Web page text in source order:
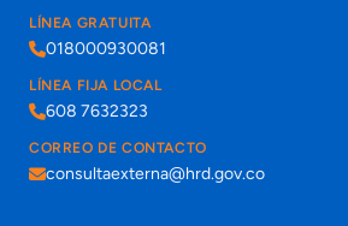
LÍNEA GRATUITA
018000930081
LÍNEA FIJA LOCAL
608 7632323
CORREO DE CONTACTO
consultaexterna@hrd.gov.co